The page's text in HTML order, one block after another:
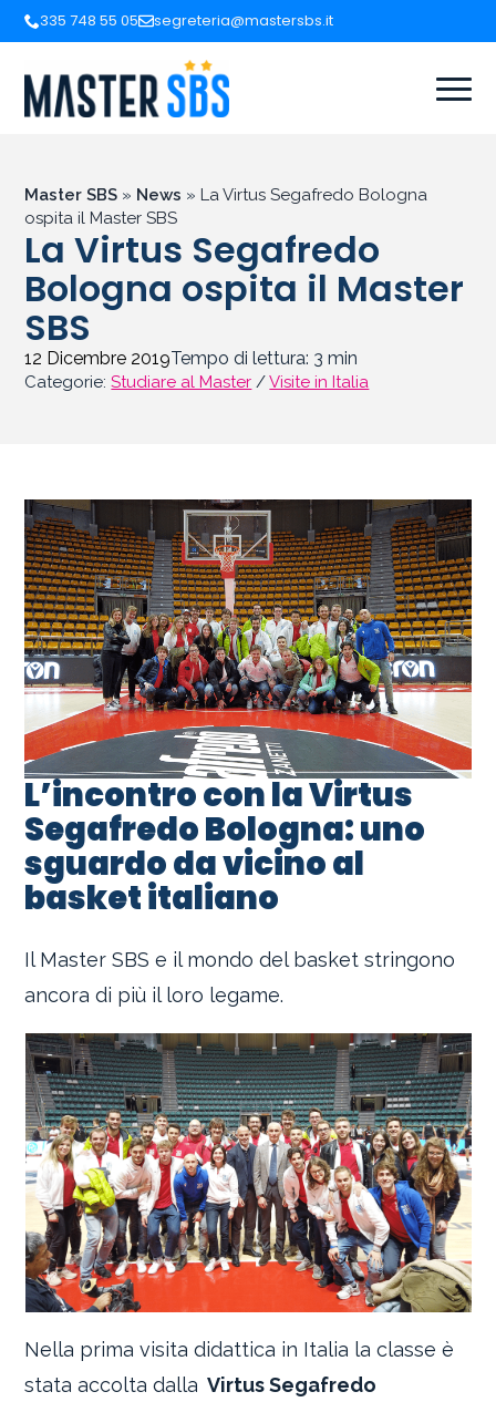
335 748 55 05 segreteria@mastersbs.it
Master SBS » News » La Virtus Segafredo Bologna
ospita il Master SBS
La Virtus Segafredo
Bologna ospita il Master
SBS
12 Dicembre 2019Tempo di lettura: 3 min
Categorie:Studiare al Master /Visite in Italia
L’incontro con la Virtus
Segafredo Bologna: uno
sguardo da vicino al
basket italiano
Il Master SBS e il mondo del basket stringono
ancora di più il loro legame.
Nella prima visita didattica in Italia la classe è
stata accolta dalla Virtus Segafredo